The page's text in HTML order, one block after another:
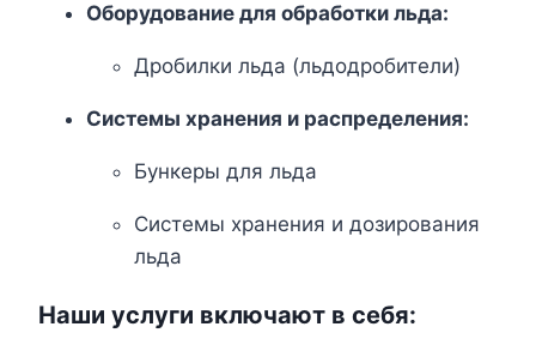
Оборудование для обработки льда:
Дробилки льда (льдодробители)
Системы хранения и распределения:
Бункеры для льда
Системы хранения и дозирования
льда
Наши услуги включают в себя: